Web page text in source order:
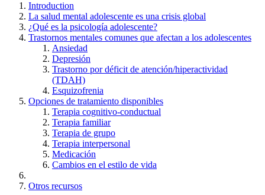
Introduction
La salud mental adolescente es una crisis global
¿Qué es la psicología adolescente?
Trastornos mentales comunes que afectan a los adolescentes
Ansiedad
Depresión
Trastorno por déficit de atención/hiperactividad
(TDAH)
Esquizofrenia
Opciones de tratamiento disponibles
Terapia cognitivo-conductual
Terapia familiar
Terapia de grupo
Terapia interpersonal
Medicación
Cambios en el estilo de vida
Otros recursos